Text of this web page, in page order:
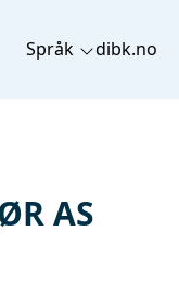
Språk dibk.no
AS